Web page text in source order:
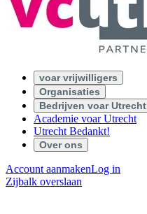
voar vrijwilligers
Organisaties
Bedrijven voar Utrecht
Academie voar Utrecht
Utrecht Bedankt!
Over ons
Account aanmakenLog in
Zijbalk overslaan